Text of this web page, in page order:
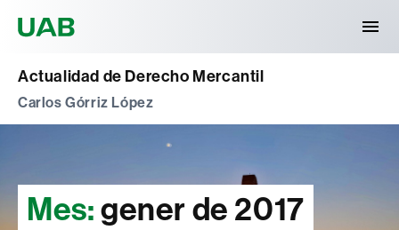
Actualidad de Derecho Mercantil
Carlos Górriz López
Mes:gener de 2017